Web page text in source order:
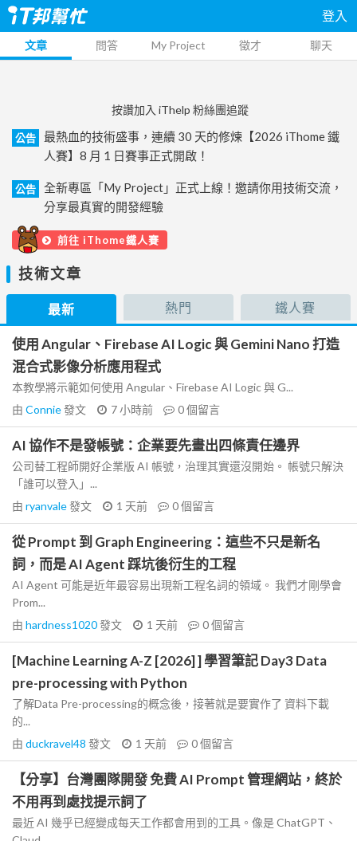
登入
文章 問答 My Project 徵才 聊天
按讚加入 iThelp 粉絲團追蹤
公告
最熱血的技術盛事，連續 30 天的修煉【2026 iThome 鐵
人賽】8 月 1 日賽事正式開啟！
公告
全新專區「My Project」正式上線！邀請你用技術交流，
分享最真實的開發經驗
前往 iThome鐵人賽
技術文章
最新 熱門 鐵人賽
使用 Angular、Firebase AI Logic 與 Gemini Nano 打造
混合式影像分析應用程式
本教學將示範如何使用 Angular、Firebase AI Logic 與 G...
由 Connie發文 7 小時前 0個留言
AI 協作不是發帳號：企業要先畫出四條責任邊界
公司替工程師開好企業版 AI 帳號，治理其實還沒開始。 帳號只解決
「誰可以登入」...
由 ryanvale發文 1 天前 0個留言
從 Prompt 到 Graph Engineering：這些不只是新名
詞，而是 AI Agent 踩坑後衍生的工程
AI Agent 可能是近年最容易出現新工程名詞的領域。 我們才剛學會
Prom...
由 hardness1020發文 1 天前 0個留言
[Machine Learning A-Z [2026] ] 學習筆記 Day3 Data
pre-processing with Python
了解Data Pre-processing的概念後，接著就是要實作了 資料下載
的...
由 duckravel48 發文 1 天前 0個留言
【分享】台灣團隊開發 免費 AI Prompt 管理網站，終於
不用再到處找提示詞了
最近 AI 幾乎已經變成每天工作都會用到的工具。像是 ChatGPT、